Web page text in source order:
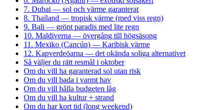
7. Dubai — sol och värme garanterat
8. Thailand — tropisk värme (med viss regn)
9. Bali — grönt paradis med lite regn
10. Maldiverna — övergång till högsäsong
11. Mexiko (Cancún) — Karibisk värme
12. Kapverdeöarna — det okända soliga alternativet
Så väljer du rätt resmål i oktober
Om du vill ha garanterad sol utan risk
Om du vill bada i varmt hav
Om du vill hålla budgeten låg
Om du vill ha kultur + strand
Om du har kort tid (long weekend)